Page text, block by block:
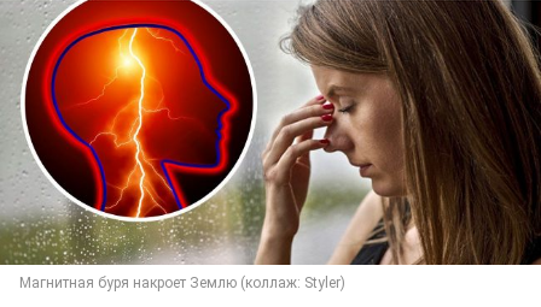
Магнитная буря накроет Землю (коллаж: Styler)